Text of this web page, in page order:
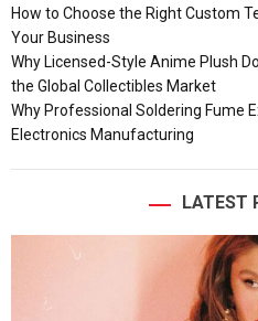
How to Choose the Right Custom
Your Business
Why Licensed-Style Anime Plush
the Global Collectibles Market
Why Professional Soldering Fume
Electronics Manufacturing
LATEST